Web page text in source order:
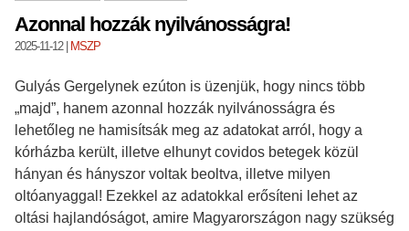
Azonnal hozzák nyilvánosságra!
2025-11-12| MSZP
Gulyás Gergelynek ezúton is üzenjük, hogy nincs több
„majd”, hanem azonnal hozzák nyilvánosságra és
lehetőleg ne hamisítsák meg az adatokat arról, hogy a
kórházba került, illetve elhunyt covidos betegek közül
hányan és hányszor voltak beoltva, illetve milyen
oltóanyaggal! Ezekkel az adatokkal erősíteni lehet az
oltási hajlandóságot, amire Magyarországon nagy szükség